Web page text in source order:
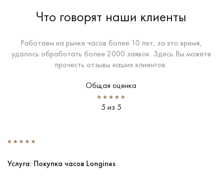
Что говорят наши клиенты
Работаем на рынке часов более 10 лет, за это время,
удалось обработать более 2000 заявок. Здесь Вы можете
прочесть отзывы наших клиентов.
Общая оценка
5 из 5
Услуга: Покупка часов Longines